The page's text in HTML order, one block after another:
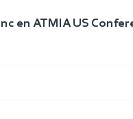
en ATMIA US